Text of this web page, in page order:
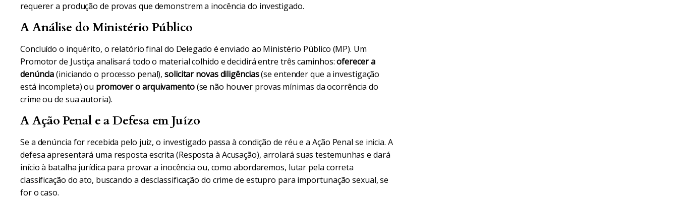
requerer a produção de provas que demonstrem a inocência do investigado.
A Análise do Ministério Público
Concluído o inquérito, o relatório final do Delegado é enviado ao Ministério Público (MP). Um
Promotor de Justiça analisará todo o material colhido e decidirá entre três caminhos:oferecer a
denúncia(iniciando o processo penal),solicitar novas diligências(se entender que a investigação
está incompleta) ou promover o arquivamento(se não houver provas mínimas da ocorrência do
crime ou de sua autoria).
A Ação Penal e a Defesa em Juízo
Se a denúncia for recebida pelo juiz, o investigado passa à condição de réu e a Ação Penal se inicia. A
defesa apresentará uma resposta escrita (Resposta à Acusação), arrolará suas testemunhas e dará
início à batalha jurídica para provar a inocência ou, como abordaremos, lutar pela correta
classificação do ato, buscando a desclassificação do crime de estupro para importunação sexual, se
for o caso.